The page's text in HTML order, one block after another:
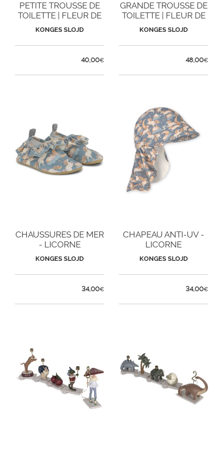
PETITE TROUSSE DE
TOILETTE | FLEUR DE
GLACE
KONGES SLOJD
40,00€
GRANDE TROUSSE DE
TOILETTE | FLEUR DE
GLACE
KONGES SLOJD
48,00€
CHAUSSURES DE MER
- LICORNE
KONGES SLOJD
34,00€
CHAPEAU ANTI-UV -
LICORNE
KONGES SLOJD
34,00€